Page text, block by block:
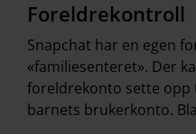
Foreldrekontroll
Snapchat har en egen
«familiesenteret». Der
foreldrekonto sette
barnets brukerkonto.